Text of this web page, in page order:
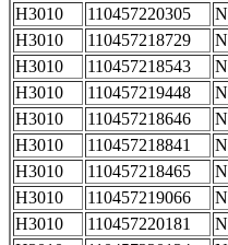
H3010
110457220305
N
H3010
110457218729
N
H3010
110457218543
N
H3010
110457219448
N
H3010
110457218646
N
H3010
110457218841
N
H3010
110457218465
N
H3010
110457219066
N
H3010
110457220181
N